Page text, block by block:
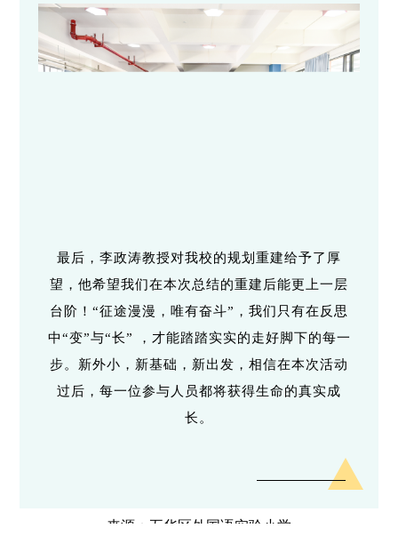
最后，李政涛教授对我校的规划重建给予了厚
望，他希望我们在本次总结的重建后能更上一层
台阶！“征途漫漫，唯有奋斗”，我们只有在反思
中“变”与“长” ，才能踏踏实实的走好脚下的每一
步。新外小，新基础，新出发，相信在本次活动
过后，每一位参与人员都将获得生命的真实成
长。
来源：五华区外国语实验小学